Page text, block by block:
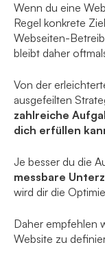
Wenn du eine
Regel konkrete
Webseiten-
bleibt daher
Von der
ausgefeilten
zahlreiche
dich erfüllen
Je besser du die
messbare
wird dir die
Daher empfehlen
Website zu